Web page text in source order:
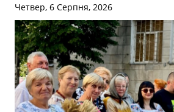
Четвер, 6 Серпня, 2026